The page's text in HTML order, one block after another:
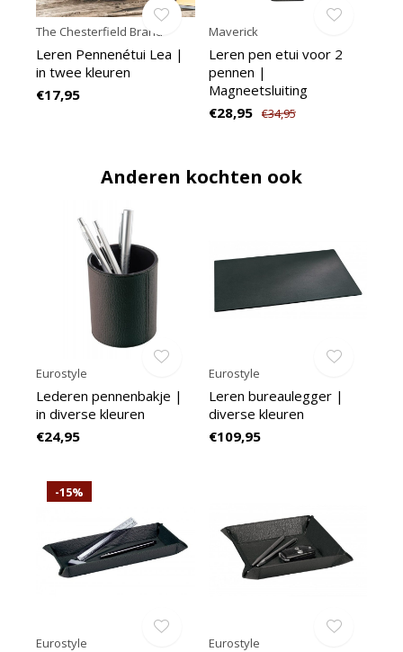
The Chesterfield Brand
Leren Pennenétui Lea |
in twee kleuren
€17,95
Maverick
Leren pen etui voor 2
pennen |
Magneetsluiting
€28,95 €34,95
Anderen kochten ook
Eurostyle
Lederen pennenbakje |
in diverse kleuren
€24,95
Eurostyle
Leren bureaulegger |
diverse kleuren
€109,95
-15%
Eurostyle Eurostyle